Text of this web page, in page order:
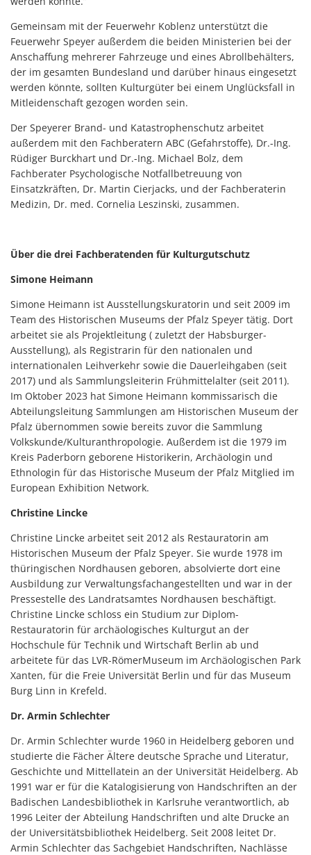
Gemeinsam mit der Feuerwehr Koblenz unterstützt die
Feuerwehr Speyer außerdem die beiden Ministerien bei der
Anschaffung mehrerer Fahrzeuge und eines Abrollbehälters,
der im gesamten Bundesland und darüber hinaus eingesetzt
werden könnte, sollten Kulturgüter bei einem Unglücksfall in
Mitleidenschaft gezogen worden sein.
Der Speyerer Brand- und Katastrophenschutz arbeitet
außerdem mit den Fachberatern ABC (Gefahrstoffe), Dr.-Ing.
Rüdiger Burckhart und Dr.-Ing. Michael Bolz, dem
Fachberater Psychologische Notfallbetreuung von
Einsatzkräften, Dr. Martin Cierjacks, und der Fachberaterin
Medizin, Dr. med. Cornelia Leszinski, zusammen.
Über die drei Fachberatenden für Kulturgutschutz
Simone Heimann
Simone Heimann ist Ausstellungskuratorin und seit 2009 im
Team des Historischen Museums der Pfalz Speyer tätig. Dort
arbeitet sie als Projektleitung ( zuletzt der Habsburger-
Ausstellung), als Registrarin für den nationalen und
internationalen Leihverkehr sowie die Dauerleihgaben (seit
2017) und als Sammlungsleiterin Frühmittelalter (seit 2011).
Im Oktober 2023 hat Simone Heimann kommissarisch die
Abteilungsleitung Sammlungen am Historischen Museum der
Pfalz übernommen sowie bereits zuvor die Sammlung
Volkskunde/Kulturanthropologie. Außerdem ist die 1979 im
Kreis Paderborn geborene Historikerin, Archäologin und
Ethnologin für das Historische Museum der Pfalz Mitglied im
European Exhibition Network.
Christine Lincke
Christine Lincke arbeitet seit 2012 als Restauratorin am
Historischen Museum der Pfalz Speyer. Sie wurde 1978 im
thüringischen Nordhausen geboren, absolvierte dort eine
Ausbildung zur Verwaltungsfachangestellten und war in der
Pressestelle des Landratsamtes Nordhausen beschäftigt.
Christine Lincke schloss ein Studium zur Diplom-
Restauratorin für archäologisches Kulturgut an der
Hochschule für Technik und Wirtschaft Berlin ab und
arbeitete für das LVR-RömerMuseum im Archäologischen Park
Xanten, für die Freie Universität Berlin und für das Museum
Burg Linn in Krefeld.
Dr. Armin Schlechter
Dr. Armin Schlechter wurde 1960 in Heidelberg geboren und
studierte die Fächer Ältere deutsche Sprache und Literatur,
Geschichte und Mittellatein an der Universität Heidelberg. Ab
1991 war er für die Katalogisierung von Handschriften an der
Badischen Landesbibliothek in Karlsruhe verantwortlich, ab
1996 Leiter der Abteilung Handschriften und alte Drucke an
der Universitätsbibliothek Heidelberg. Seit 2008 leitet Dr.
Armin Schlechter das Sachgebiet Handschriften, Nachlässe